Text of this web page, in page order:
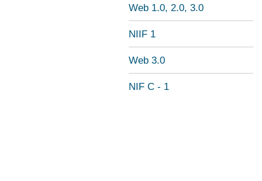
Web 1.0, 2.0, 3.0
NIIF 1
Web 3.0
NIF C - 1